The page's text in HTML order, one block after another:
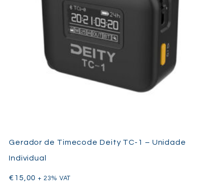
Gerador de Timecode Deity TC-1 – Unidade
Individual
€ 15,00 + 23% VAT